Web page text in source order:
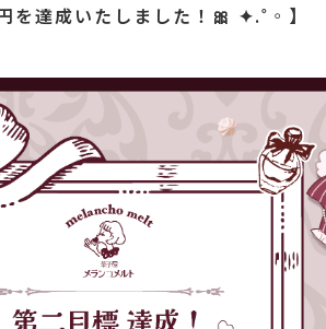
を達成いたしました！🎀 ✦.˚◦】